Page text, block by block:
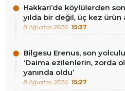
Hakkari’de köylülerden
yılda bir değil, üç kez ürün
8 Ağustos 2026 15:37
Bilgesu Erenus, son
‘Daima ezilenlerin, zorda
yanında oldu’
8 Ağustos 2026 15:27